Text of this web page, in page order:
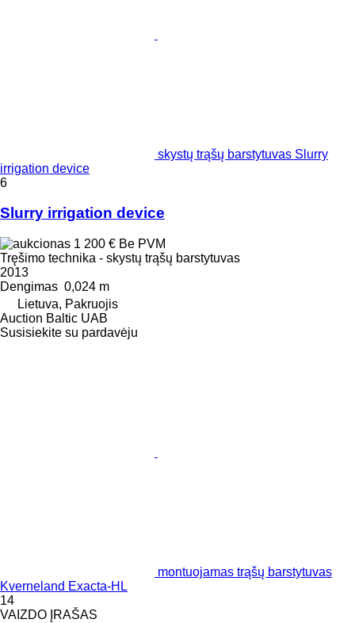
skystų trąšų barstytuvas Slurry
irrigation device
6
Slurry irrigation device
1 200 € Be PVM
Tręšimo technika - skystų trąšų barstytuvas
2013
Dengimas 0,024 m
Lietuva, Pakruojis
Auction Baltic UAB
Susisiekite su pardavėju
montuojamas trąšų barstytuvas
Kverneland Exacta-HL
14
VAIZDO ĮRAŠAS